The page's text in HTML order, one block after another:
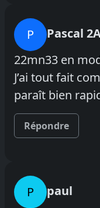
P
Pascal
22mn33 en
J’ai tout fait
paraît bien
Répondre
P
paul